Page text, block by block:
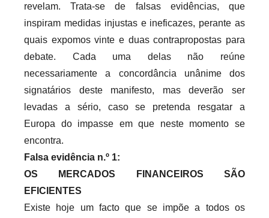
revelam. Trata-se de falsas evidências, que
inspiram medidas injustas e ineficazes, perante as
quais expomos vinte e duas contrapropostas para
debate. Cada uma delas não reúne
necessariamente a concordância unânime dos
signatários deste manifesto, mas deverão ser
levadas a sério, caso se pretenda resgatar a
Europa do impasse em que neste momento se
encontra.
Falsa evidência n.º 1:
OS MERCADOS FINANCEIROS SÃO
EFICIENTES
Existe hoje um facto que se impõe a todos os